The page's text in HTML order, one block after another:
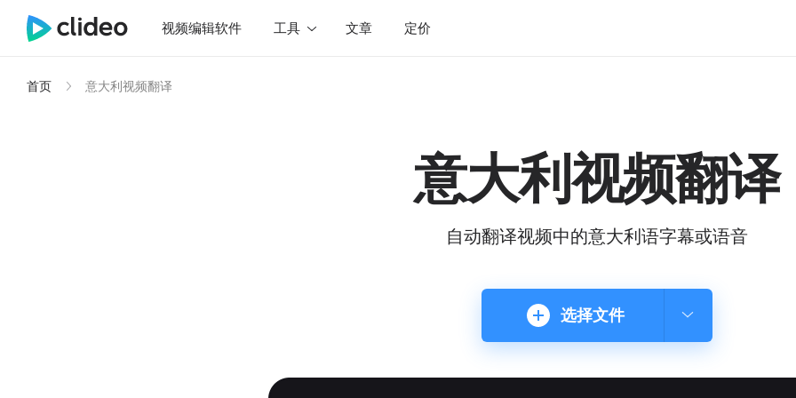
视频编辑软件 工具 文章 定价
首页 意大利视频翻译
意大利视频翻译
自动翻译视频中的意大利语字幕或语音
选择文件